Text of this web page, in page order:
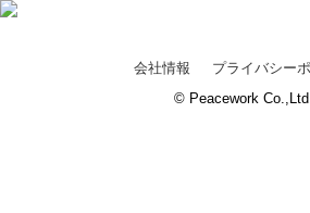
会社情報
プライバシー
© Peacework